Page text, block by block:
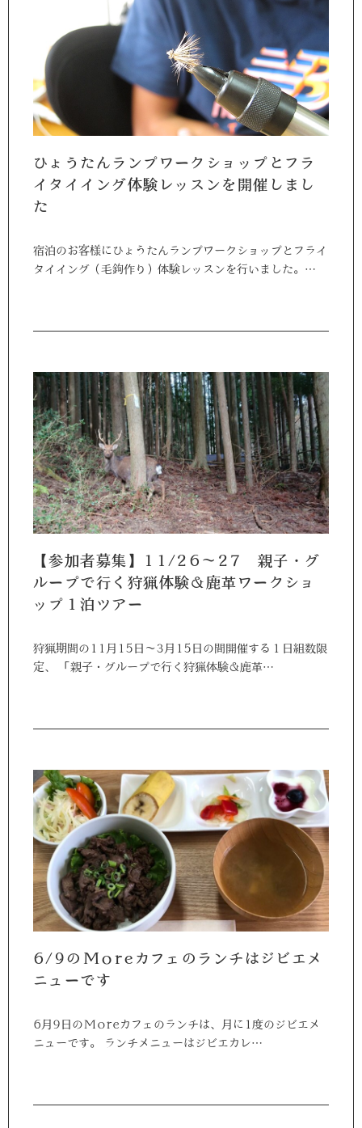
ひょうたんランプワークショップとフラ
イタイイング体験レッスンを開催しまし
た
宿泊のお客様にひょうたんランプワークショップとフライ
タイイング（毛鉤作り）体験レッスンを行いました。…
【参加者募集】11/26～27 親子・グ
ループで行く狩猟体験＆鹿革ワークショ
ップ１泊ツアー
狩猟期間の11月15日～3月15日の間開催する１日組数限
定、 「親子・グループで行く狩猟体験＆鹿革…
6/9のMoreカフェのランチはジビエメ
ニューです
6月9日のMoreカフェのランチは、月に1度のジビエメ
ニューです。 ランチメニューはジビエカレ…